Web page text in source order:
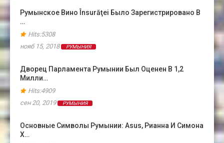
Румынское Вино Însurăţei Было Зарегистрировано В
…
Hits:5308
нояб 15, 2018
РУМЫНИЯ
Дворец Парламента Румынии Был Оценен В 1,2
Милли…
Hits:4909
сен 20, 2019
РУМЫНИЯ
Основные Символы Румынии: Asus, Рианна И Симона
Х…